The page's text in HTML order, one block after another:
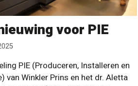
voor PIE
PIE (Produceren, Installeren en
van Winkler Prins en het dr. Aletta